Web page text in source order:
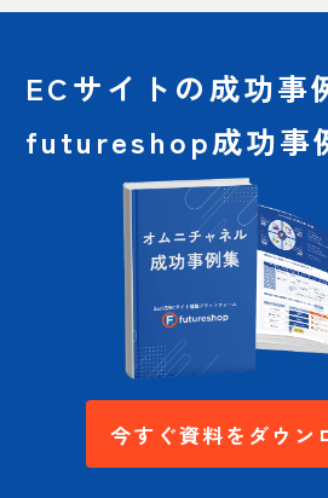
ECサイトの成功事
futureshop成功事
今すぐ資料をダウン